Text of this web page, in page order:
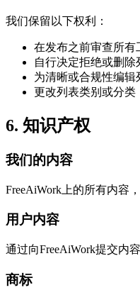
我们保留以下权利：
在发布之前审查所有
自行决定拒绝或删除
为清晰或合规性编辑
更改列表类别或分类
6. 知识产权
我们的内容
FreeAiWork上的所有内容
用户内容
通过向FreeAiWork提交内
商标